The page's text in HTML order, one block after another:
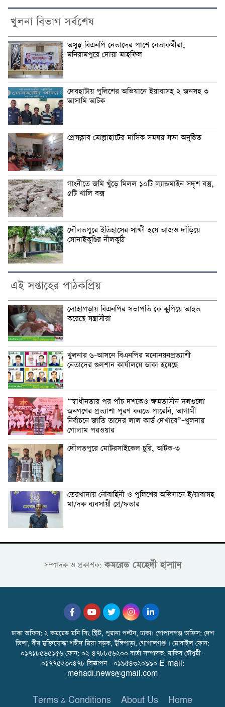
খুলনা বিভাগ সর্বশেষ
অসুস্থ বিএনপি নেতাদের পাশে নেতাকর্মীরা,
মনিরামপুরে দোয়া মাহফিল
দেবহাটায় পুলিশের অভিযানে ইয়াবাসহ ২ জনসহ ৩
আসামি আটক
প্রেসক্লাব মোল্লাহাটের মাসিক সমন্বয় সভা অনুষ্ঠিত
গাংনীতে জমি খুঁড়ে মিলল ১০টি ল্যান্ডমাইন সদৃশ বস্তু,
৫টি খালি বক্স
দৌলতপুরে ইতিহাসের সাক্ষী হয়ে আজও দাঁড়িয়ে
সোনাইকুণ্ডির নীলকুঠি
এই সপ্তাহের পাঠকপ্রিয়
লোহাগড়ায় বিএনপির সভাপতি কে কুপিয়ে আহত
করেছে সন্ত্রাসীরা
খুলনার ৬-আসনে বিএনপির মনোনয়নপ্রত্যাশী
নেতাদের গুলশান কার্যালয়ে ডাকা হয়েছে
“স্বাধীনতার পর পাঁচ দশকেও ক্ষমতাসীন দলগুলো
জনগণের প্রত্যাশা পূরণ করতে পারেনি, আগামী
নির্বাচনে জাতি তাদের লাল কার্ড দেখাবে”–খুলনায়
গোলাম পরওয়ার
দৌলতপুরে মোটরসাইকেল চুরি, আটক-৩
তেরখাদায় নৌবাহিনী ও পুলিশের অভিযানে ই/য়াবাসহ
মা/দক ব্যবসায়ী গ্রে/ফতার
সম্পাদক ও প্রকাশক:কমরেড মেহেদী হাসাান
ঢাকা অফিস: ২ কমরেড মনি সিং স্ট্রিট, পুরানা পল্টন, ঢাকা। গোপালগঞ্জ অফিস: দেশ
ভিলা, বীর মুক্তিযোদ্ধা শহীদ মিয়া সড়ক, টুঙ্গিপাড়া, গোপালগঞ্জ । মোবাইল ফোন:
০১৭১৮৫৬৫১৫৬ ফোন: ০২-৪৭৮৮৫৬২০০ বার্তা সম্পাদক: রাকিব চৌধুরী -
০১৭৭৫২৩০৪৭৮ বিজ্ঞাপন - ০১৯৫৪৩২০৯৯০ E-mail:
mehadi.news@gmail.com
Terms & Conditions About Us Home